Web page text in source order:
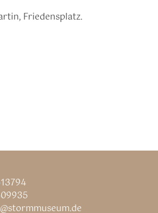
Friedensplatz.